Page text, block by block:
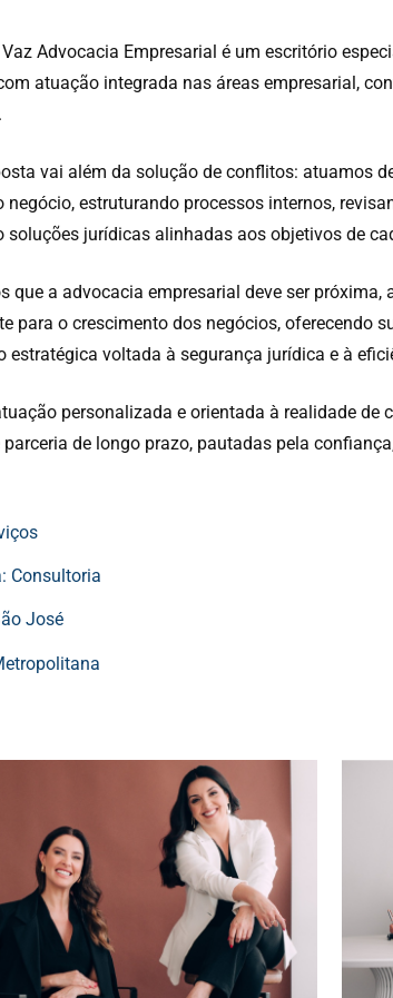
Vaz Advocacia Empresarial é um escritório
atuação integrada nas áreas empresarial,
vai além da solução de conflitos: atuamos
negócio, estruturando processos internos,
soluções jurídicas alinhadas aos objetivos de
que a advocacia empresarial deve ser próxima,
para o crescimento dos negócios, oferecendo
estratégica voltada à segurança jurídica e à
personalizada e orientada à realidade de
parceria de longo prazo, pautadas pela
Consultoria
José